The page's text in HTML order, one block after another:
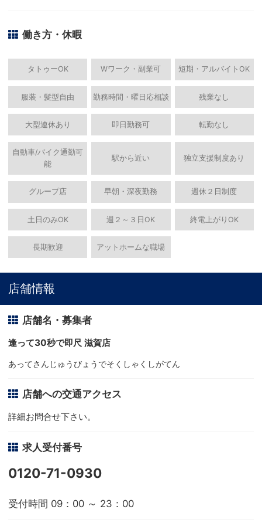
働き方・休暇
タトゥーOK Wワーク・副業可 短期・アルバイトOK
服装・髪型自由 勤務時間・曜日応相談 残業なし
大型連休あり 即日勤務可 転勤なし
自動車/バイク通勤可
能
駅から近い 独立支援制度あり
グループ店 早朝・深夜勤務 週休２日制度
土日のみOK 週２～３日OK 終電上がりOK
長期歓迎 アットホームな職場
店舗情報
店舗名・募集者
逢って30秒で即尺 滋賀店
あってさんじゅうびょうでそくしゃくしがてん
店舗への交通アクセス
詳細お問合せ下さい。
求人受付番号
0120-71-0930
受付時間 09：00 ～ 23：00